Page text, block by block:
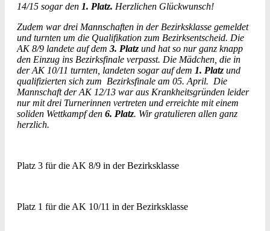
14/15 sogar den 1. Platz. Herzlichen Glückwunsch!
Zudem war drei Mannschaften in der Bezirksklasse gemeldet
und turnten um die Qualifikation zum Bezirksentscheid. Die
AK 8/9 landete auf dem 3. Platz und hat so nur ganz knapp
den Einzug ins Bezirksfinale verpasst. Die Mädchen, die in
der AK 10/11 turnten, landeten sogar auf dem 1. Platz und
qualifizierten sich zum Bezirksfinale am 05. April. Die
Mannschaft der AK 12/13 war aus Krankheitsgründen leider
nur mit drei Turnerinnen vertreten und erreichte mit einem
soliden Wettkampf den 6. Platz. Wir gratulieren allen ganz
herzlich.
Platz 3 für die AK 8/9 in der Bezirksklasse
Platz 1 für die AK 10/11 in der Bezirksklasse